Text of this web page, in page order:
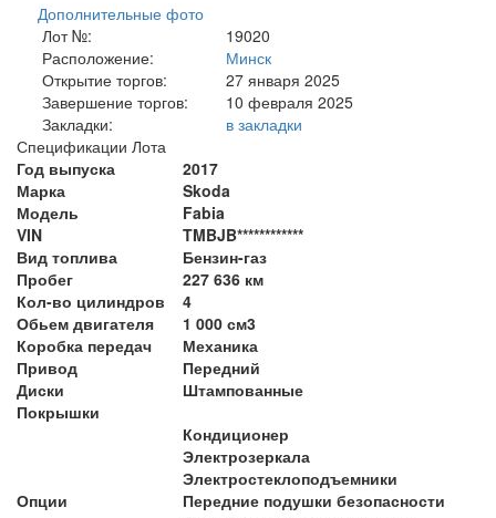
Дополнительные фото
Лот №:
19020
Расположение:
Минск
Открытие торгов:
27 января 2025
Завершение торгов:
10 февраля 2025
Закладки:
в закладки
Спецификации Лота
Год выпуска
2017
Марка
Skoda
Модель
Fabia
VIN
TMBJB************
Вид топлива
Бензин-газ
Пробег
227 636 км
Кол-во цилиндров
4
Обьем двигателя
1 000 см3
Коробка передач
Механика
Привод
Передний
Диски
Штампованные
Покрышки
Опции
Кондиционер
Электрозеркала
Электростеклоподъемники
Передние подушки безопасности